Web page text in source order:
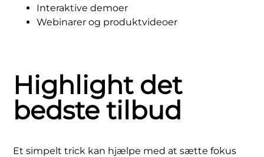
Interaktive demoer
Webinarer og produktvideoer
Highlight det
bedste tilbud
Et simpelt trick kan hjælpe med at sætte fokus